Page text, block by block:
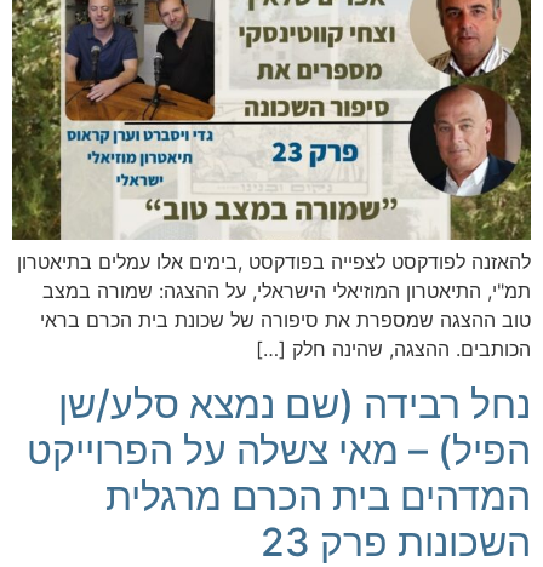
להאזנה לפודקסט לצפייה בפודקסט ,בימים אלו עמלים בתיאטרון
תמ"י, התיאטרון המוזיאלי הישראלי, על ההצגה: שמורה במצב
טוב ההצגה שמספרת את סיפורה של שכונת בית הכרם בראי
הכותבים. ההצגה, שהינה חלק […]
נחל רבידה (שם נמצא סלע/שן
הפיל) – מאי צשלה על הפרוייקט
המדהים בית הכרם מרגלית
השכונות פרק 23